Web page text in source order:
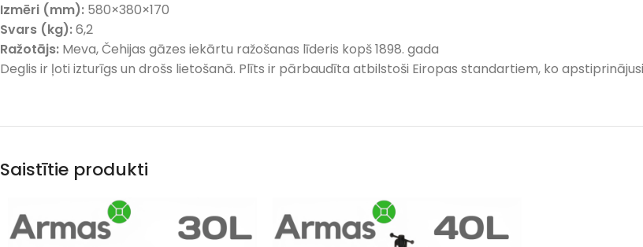
Izmēri (mm): 580×380×170
Svars (kg):6,2
Ražotājs: Meva, Čehijas gāzes iekārtu ražošanas līderis kopš 1898. gada
Deglis ir ļoti izturīgs un drošs lietošanā. Plīts ir pārbaudīta atbilstoši Eiropas standartiem, ko
Saistītie produkti